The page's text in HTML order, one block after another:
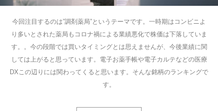
今回注目するのは”調剤薬局”というテーマです。一時期はコンビニよ
り多いとされた薬局もコロナ禍による業績悪化で株価は下落していま
す。。今の段階では買いタイミングとは思えませんが、今後業績に関
しては上がると思っています。電子お薬手帳や電子カルテなどの医療
DXこの辺りには関わってくると思います。そんな銘柄のランキングで
す。